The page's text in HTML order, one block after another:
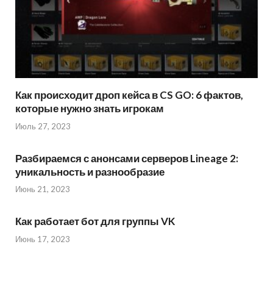
Как происходит дроп кейса в CS GO: 6 фактов,
которые нужно знать игрокам
Июль 27, 2023
Разбираемся с анонсами серверов Lineage 2:
уникальность и разнообразие
Июнь 21, 2023
Как работает бот для группы VK
Июнь 17, 2023